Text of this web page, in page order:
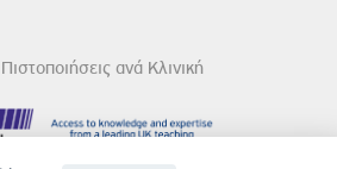
Πιστοποιήσεις ανά Κλινική